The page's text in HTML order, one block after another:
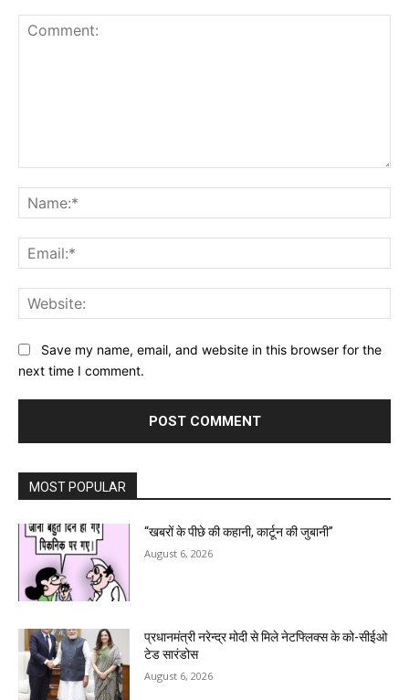
Save my name, email, and website in this browser for the
next time I comment.
MOST POPULAR
“खबरों के पीछे की कहानी, कार्टून की जुबानी”
August 6, 2026
प्रधानमंत्री नरेन्द्र मोदी से मिले नेटफ्लिक्स के को-सीईओ
टेड सारंडोस
August 6, 2026